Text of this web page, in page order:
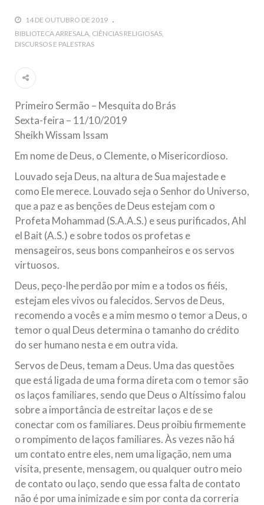
5 DE NOVEMBRO DE 2013
Ano Novo Islâmico e Início de Muharam
Islâmico no Brasil parabeniza a nação islâmica pela chegada
no ano novo muçulmano de 1435 Hejrita. Desejamos a
todos os irmãos e irmãs um novo
10 DE NOVEMBRO DE 2013
Falecimento do Imam Ali Ibn Al-Hussein
(A.S.)
Em nome de Deus, o Clemente, o Misericordioso! Diante da
muçulmanos, o Imam Ali Ibn Al-Hussein Ibn Ali Ibn Abi Táleb
(A.S.), conhecido por “Zein Al-Ábidin” (Formosura
NOTÍCIAS
3 DE JULHO DE 2014
Centro Islâmico no Brasil recebe o ex-
ministro das Relações Exteriores da
Na noite da quinta-feira, 03 de Abril, o Centro Islâmico no
Brasil recebeu em sua sede, em São Paulo, o ex-ministro das
Relações Exteriores da República Islâmica do Irã, Sr. Kamal
Kharrazi, que encontra-se visitando
14 DE OUTUBRO DE 2019
BIBLIOTECA ARRESALA CIÊNCIAS RELIGIOSAS
DISCURSOS E PALESTRAS
Primeiro Sermão – Mesquita do Brás
Sexta-feira – 11/10/2019
Sheikh Wissam Issam
Em nome de Deus, o Clemente, o Misericordioso.
Louvado seja Deus, na altura de Sua majestade e
como Ele merece. Louvado seja o Senhor do Universo,
que a paz e as benções de Deus estejam com o
Profeta Mohammad (S.A.A.S.) e seus purificados, Ahl
el Bait (A.S.) e sobre todos os profetas e
mensageiros, seus bons companheiros e os servos
virtuosos.
Deus, peço-lhe perdão por mim e a todos os fiéis,
estejam eles vivos ou falecidos. Servos de Deus,
recomendo a vocês e a mim mesmo o temor a Deus, o
temor o qual Deus determina o tamanho do crédito
do ser humano nesta e em outra vida.
Servos de Deus, temam a Deus. Uma das questões
que está ligada de uma forma direta com o temor são
os laços familiares, sendo que Deus o Altíssimo falou
sobre a importância de estreitar laços e de se
conectar com os familiares. Deus proibiu firmemente
o rompimento de laços familiares. Às vezes não há
um contato entre eles, nem uma ligação, nem uma
visita, presente, mensagem, ou qualquer outro meio
de contato ou laço, sendo que essa falta de contato
não é por uma inimizade e sim por conta da correria